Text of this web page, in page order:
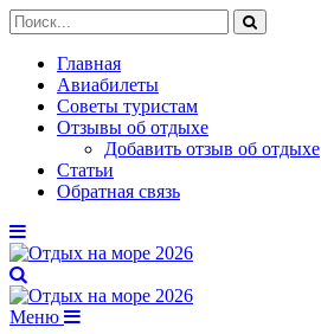
Главная
Авиабилеты
Советы туристам
Отзывы об отдыхе
Добавить отзыв об отдыхе
Статьи
Обратная связь
Меню